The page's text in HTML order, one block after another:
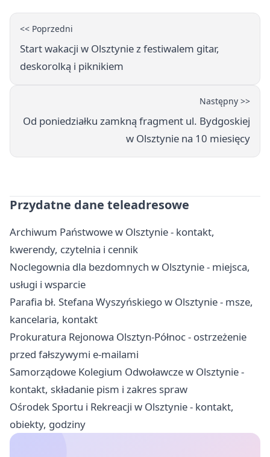
<< Poprzedni
Start wakacji w Olsztynie z festiwalem gitar,
deskorolką i piknikiem
Następny >>
Od poniedziałku zamkną fragment ul. Bydgoskiej
w Olsztynie na 10 miesięcy
Przydatne dane teleadresowe
Archiwum Państwowe w Olsztynie - kontakt,
kwerendy, czytelnia i cennik
Noclegownia dla bezdomnych w Olsztynie - miejsca,
usługi i wsparcie
Parafia bł. Stefana Wyszyńskiego w Olsztynie - msze,
kancelaria, kontakt
Prokuratura Rejonowa Olsztyn-Północ - ostrzeżenie
przed fałszywymi e-mailami
Samorządowe Kolegium Odwoławcze w Olsztynie -
kontakt, składanie pism i zakres spraw
Ośrodek Sportu i Rekreacji w Olsztynie - kontakt,
obiekty, godziny